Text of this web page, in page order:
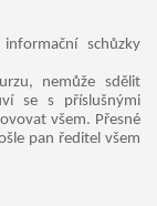
schůzky
nemůže sdělit
se s příslušnými
všem. Přesné
pan ředitel všem